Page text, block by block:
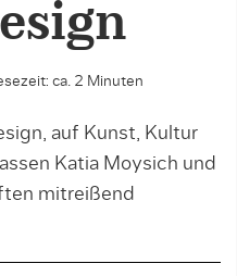
ca. 2 Minuten
auf Kunst, Kultur
Katia Moysich und
mitreißend